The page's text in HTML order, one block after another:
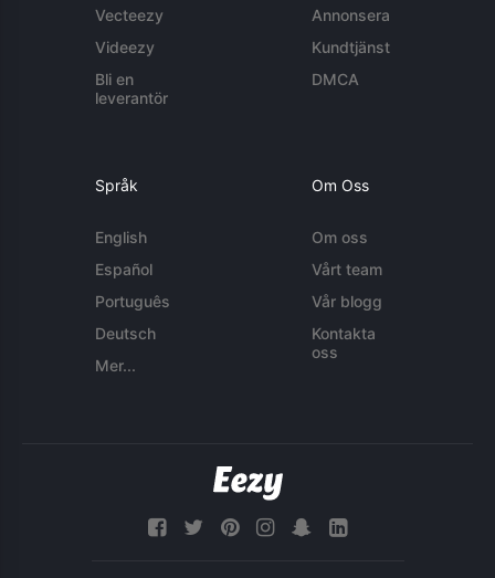
Vecteezy
Videezy
Bli en
leverantör
Annonsera
Kundtjänst
DMCA
Språk
English
Español
Português
Deutsch
Mer...
Om Oss
Om oss
Vårt team
Vår blogg
Kontakta
oss